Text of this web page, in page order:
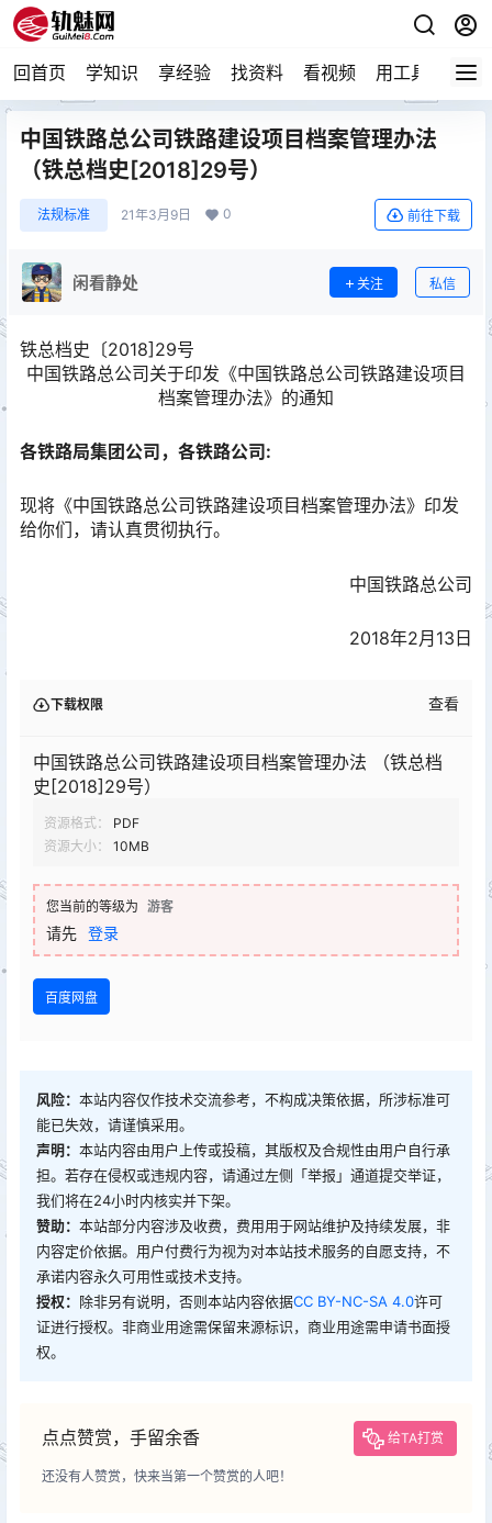
回首页 学知识 享经验 找资料 看视频 用工具 论技
中国铁路总公司铁路建设项目档案管理办法
（铁总档史[2018]29号）
法规标准 21年3月9日 0 前往下载
闲看静处 关注 私信
铁总档史〔2018]29号
中国铁路总公司关于印发《中国铁路总公司铁路建设项目
档案管理办法》的通知
各铁路局集团公司，各铁路公司:
现将《中国铁路总公司铁路建设项目档案管理办法》印发
给你们，请认真贯彻执行。
中国铁路总公司
2018年2月13日
下载权限 查看
中国铁路总公司铁路建设项目档案管理办法 （铁总档
史[2018]29号）
资源格式：
PDF
资源大小：
10MB
您当前的等级为 游客
请先 登录
百度网盘
风险： 本站内容仅作技术交流参考，不构成决策依据，所涉标准可
能已失效，请谨慎采用。
声明： 本站内容由用户上传或投稿，其版权及合规性由用户自行承
担。若存在侵权或违规内容，请通过左侧「举报」通道提交举证，
我们将在24小时内核实并下架。
赞助： 本站部分内容涉及收费，费用用于网站维护及持续发展，非
内容定价依据。用户付费行为视为对本站技术服务的自愿支持，不
承诺内容永久可用性或技术支持。
授权： 除非另有说明，否则本站内容依据CC BY-NC-SA 4.0许可
证进行授权。非商业用途需保留来源标识，商业用途需申请书面授
权。
点点赞赏，手留余香 给TA打赏
还没有人赞赏，快来当第一个赞赏的人吧！